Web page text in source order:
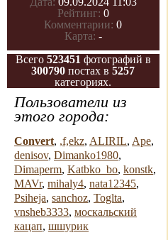
Рейтинг: 0
Комментарии: 0
Карта: -
Всего 523451 фотографий в
300790 постах в5257
категориях.
Пользователи из
этого города:
Convert, ,f,ekz, ALIRIL, Ape,
denisov, Dimanko1980,
Dimaperm, Katbko_bo, konstk,
MAVr, mihaly4, nata12345,
Psiheja, sanchoz, Toglta,
vnsheb3333, москальский
кацап, шшурик